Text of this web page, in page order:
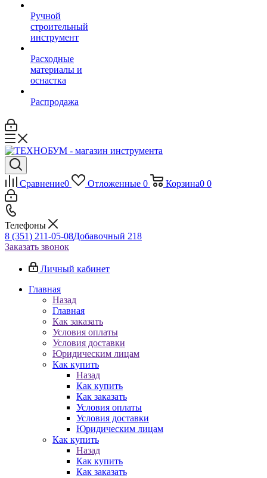
Ручной
строительный
инструмент
Расходные
материалы и
оснастка
Распродажа
Сравнение0 Отложенные 0 Корзина0 0
Телефоны
8 (351) 211-05-08Добавочный 218
Заказать звонок
Личный кабинет
Главная
Назад
Главная
Как заказать
Условия оплаты
Условия доставки
Юридическим лицам
Как купить
Назад
Как купить
Как заказать
Условия оплаты
Условия доставки
Юридическим лицам
Как купить
Назад
Как купить
Как заказать